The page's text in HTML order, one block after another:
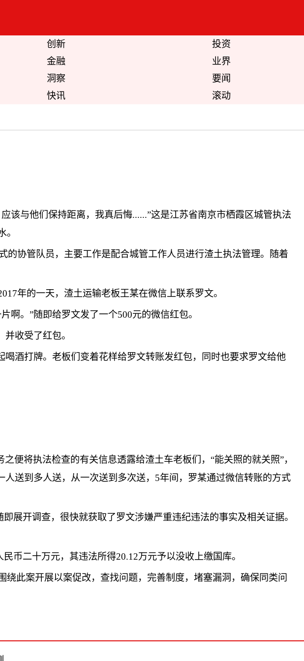
创新
投资
金融
业界
洞察
要闻
快讯 滚动
与他们保持距离，我真后悔......”这是江苏省南京市栖霞区城管执法
。
协管队员，主要工作是配合城管工作人员进行渣土执法管理。随着
年的一天，渣土运输老板王某在微信上联系罗文。
。”随即给罗文发了一个500元的微信红包。
收受了红包。
酒打牌。老板们变着花样给罗文转账发红包，同时也要求罗文给他
将执法检查的有关信息透露给渣土车老板们，“能关照的就关照”，
送到多人送，从一次送到多次送，5年间，罗某通过微信转账的方式
开调查，很快就获取了罗文涉嫌严重违纪违法的事实及相关证据。
二十万元，其违法所得20.12万元予以没收上缴国库。
此案开展以案促改，查找问题，完善制度，堵塞漏洞，确保同类问